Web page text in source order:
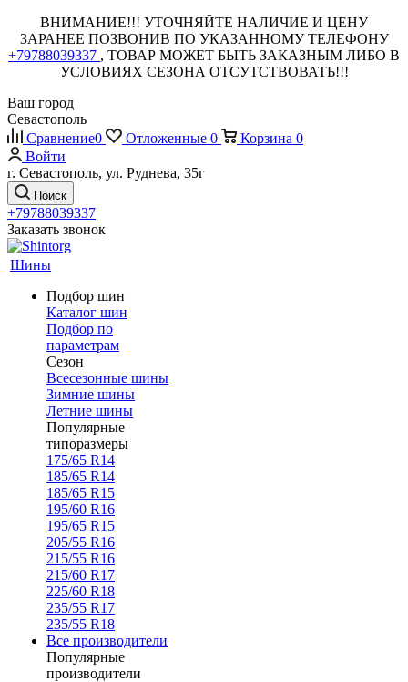
ВНИМАНИЕ!!! УТОЧНЯЙТЕ НАЛИЧИЕ И ЦЕНУ
ЗАРАНЕЕ ПОЗВОНИВ ПО УКАЗАННОМУ ТЕЛЕФОНУ
+79788039337 , ТОВАР МОЖЕТ БЫТЬ ЗАКАЗНЫМ ЛИБО В
УСЛОВИЯХ СЕЗОНА ОТСУТСТВОВАТЬ!!!
Ваш город
Севастополь
Сравнение0 Отложенные 0 Корзина 0
Войти
г. Севастополь, ул. Руднева, 35г
Поиск
+79788039337
Заказать звонок
Шины
Подбор шин
Каталог шин
Подбор по
параметрам
Сезон
Всесезонные шины
Зимние шины
Летние шины
Популярные
типоразмеры
175/65 R14
185/65 R14
185/65 R15
195/60 R16
195/65 R15
205/55 R16
215/55 R16
215/60 R17
225/60 R18
235/55 R17
235/55 R18
Все производители
Популярные
производители